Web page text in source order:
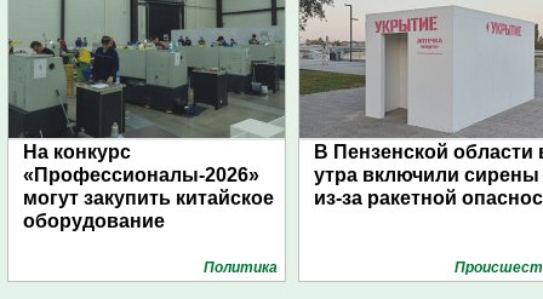
На конкурс
«Профессионалы-2026»
могут закупить китайское
оборудование
Политика
В Пензенской области
утра включили сирены
из-за ракетной